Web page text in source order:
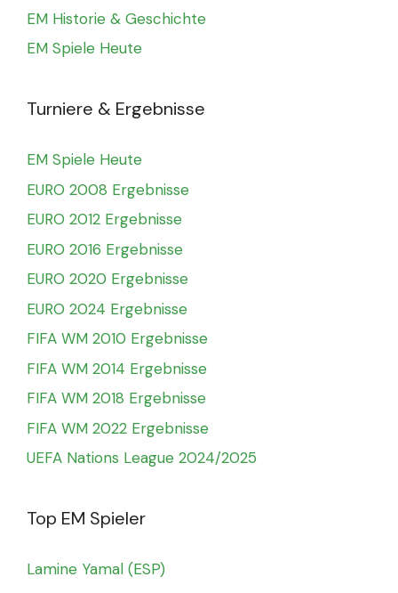
EM Historie & Geschichte
EM Spiele Heute
Turniere & Ergebnisse
EM Spiele Heute
EURO 2008 Ergebnisse
EURO 2012 Ergebnisse
EURO 2016 Ergebnisse
EURO 2020 Ergebnisse
EURO 2024 Ergebnisse
FIFA WM 2010 Ergebnisse
FIFA WM 2014 Ergebnisse
FIFA WM 2018 Ergebnisse
FIFA WM 2022 Ergebnisse
UEFA Nations League 2024/2025
Top EM Spieler
Lamine Yamal (ESP)